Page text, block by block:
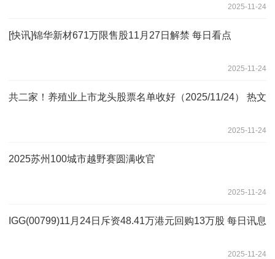
2025-11-24
[快讯]锦华新材671万限售股11月27日解禁 每日看点
2025-11-24
共二家！养殖业上市龙头股票名单收好（2025/11/24） 热文
2025-11-24
2025苏州100城市越野赛圆满收官
2025-11-24
IGG(00799)11月24日斥资48.41万港元回购13万股 每日讯息
2025-11-24